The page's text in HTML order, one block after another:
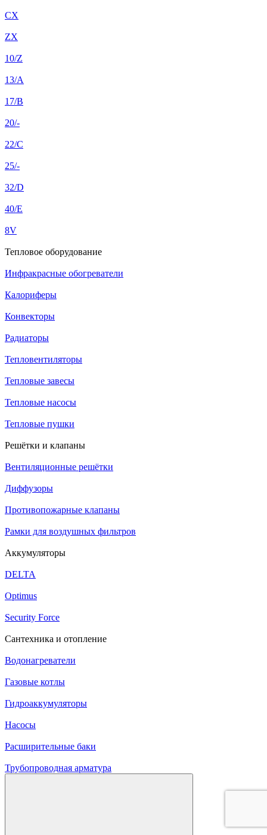
CX
ZX
10/Z
13/A
17/B
20/-
22/C
25/-
32/D
40/E
8V
Тепловое оборудование
Инфракрасные обогреватели
Калориферы
Конвекторы
Радиаторы
Тепловентиляторы
Тепловые завесы
Тепловые насосы
Тепловые пушки
Решётки и клапаны
Вентиляционные решётки
Диффузоры
Противопожарные клапаны
Рамки для воздушных фильтров
Аккумуляторы
DELTA
Optimus
Security Force
Сантехника и отопление
Водонагреватели
Газовые котлы
Гидроаккумуляторы
Насосы
Расширительные баки
Трубопроводная арматура